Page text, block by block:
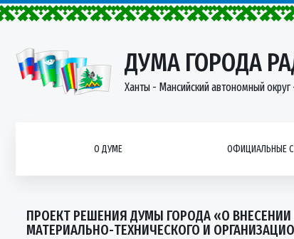
ДУМА ГОРОДА
Ханты - Мансийский автономный
О ДУМЕ ОФИЦИАЛЬНЫЕ
ПРОЕКТ РЕШЕНИЯ ДУМЫ ГОРОДА «О
МАТЕРИАЛЬНО-ТЕХНИЧЕСКОГО И